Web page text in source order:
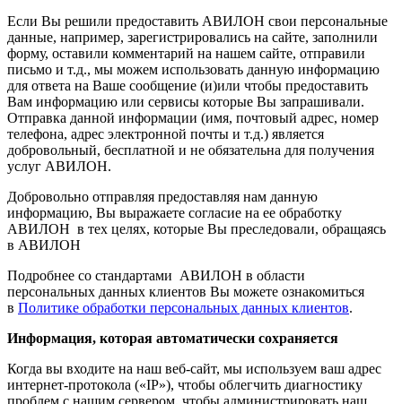
Если Вы решили предоставить АВИЛОН свои персональные
данные, например, зарегистрировались на сайте, заполнили
форму, оставили комментарий на нашем сайте, отправили
письмо и т.д., мы можем использовать данную информацию
для ответа на Ваше сообщение (и)или чтобы предоставить
Вам информацию или сервисы которые Вы запрашивали.
Отправка данной информации (имя, почтовый адрес, номер
телефона, адрес электронной почты и т.д.) является
добровольный, бесплатной и не обязательна для получения
услуг АВИЛОН.
Добровольно отправляя предоставляя нам данную
информацию, Вы выражаете согласие на ее обработку
АВИЛОН в тех целях, которые Вы преследовали, обращаясь
в АВИЛОН
Подробнее со стандартами АВИЛОН в области
персональных данных клиентов Вы можете ознакомиться
в Политике обработки персональных данных клиентов.
Информация, которая автоматически сохраняется
Когда вы входите на наш веб-сайт, мы используем ваш адрес
интернет-протокола («IP»), чтобы облегчить диагностику